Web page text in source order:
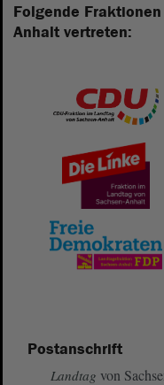
Folgende
Anhalt vertreten:
Postanschrift
Landtag von